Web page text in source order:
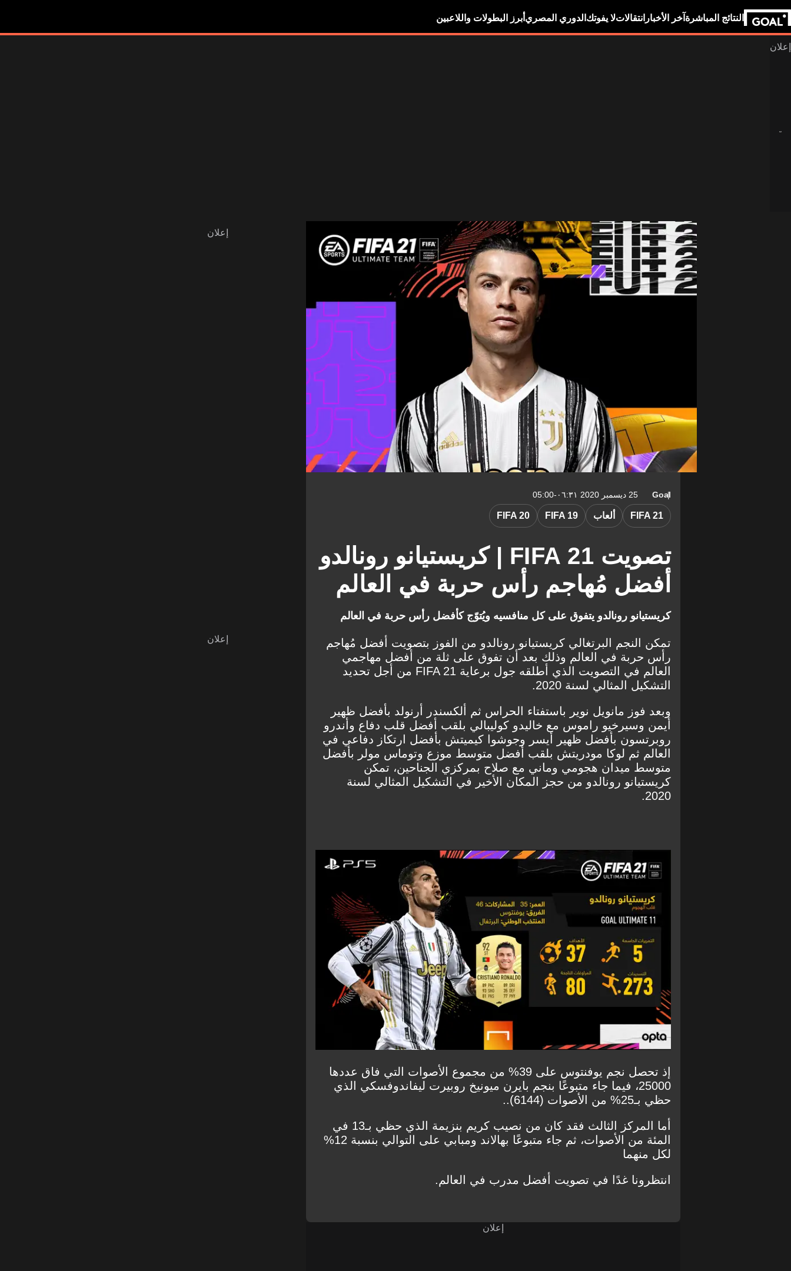
النتائج المباشرة آخر الأخبار انتقالاتلا يفوتك الدوري المصري أبرز البطولات واللاعبين
Goal 25 ديسمبر 2020 ٠٦:٣١-05:00
تصويت FIFA 21 | كريستيانو رونالدو
أفضل مُهاجم رأس حربة في العالم
FIFA 21 ألعاب FIFA 19
FIFA 20
كريستيانو رونالدو يتفوق على كل منافسيه ويُتوّج كأفضل رأس حربة في العالم
تمكن النجم البرتغالي كريستيانو رونالدو من الفوز بتصويت أفضل مُهاجم
رأس حربة في العالم وذلك بعد أن تفوق على ثلة من أفضل مهاجمي
العالم في التصويت الذي أطلقه جول برعاية FIFA 21 من أجل تحديد
التشكيل المثالي لسنة 2020.
وبعد فوز مانويل نوير باستفتاء الحراس ثم ألكسندر أرنولد بأفضل ظهير
أيمن وسيرخيو راموس مع خاليدو كوليبالي بلقب أفضل قلب دفاع وأندرو
روبرتسون بأفضل ظهير أيسر وجوشوا كيميتش بأفضل ارتكاز دفاعي في
العالم ثم لوكا مودريتش بلقب أفضل متوسط موزع وتوماس مولر بأفضل
متوسط ميدان هجومي وماني مع صلاح بمركزي الجناحين، تمكن
كريستيانو رونالدو من حجز المكان الأخير في التشكيل المثالي لسنة
2020.
إذ تحصل نجم يوفنتوس على 39% من مجموع الأصوات التي فاق عددها
25000، فيما جاء متبوعًا بنجم بايرن ميونيخ روبيرت ليفاندوفسكي الذي
حظي بـ25% من الأصوات (6144)..
أما المركز الثالث فقد كان من نصيب كريم بنزيمة الذي حظي بـ13 في
المئة من الأصوات، ثم جاء متبوعًا بهالاند ومبابي على التوالي بنسبة 12%
لكل منهما
انتظرونا غدًا في تصويت أفضل مدرب في العالم.
إعلان